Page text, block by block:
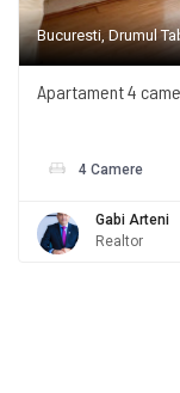
Bucuresti, Drumul
Apartament 4
4 Camere
Gabi Arteni
Realtor